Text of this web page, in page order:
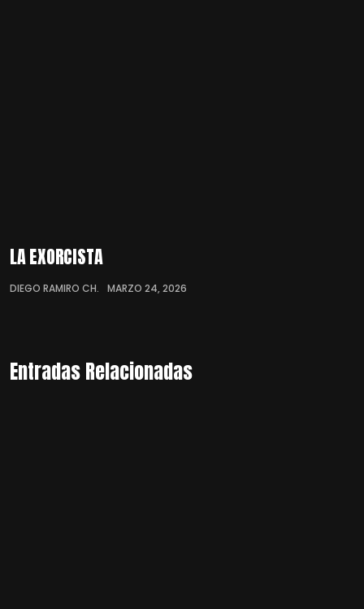
LA EXORCISTA
DIEGO RAMIRO CH. MARZO 24, 2026
Entradas Relacionadas